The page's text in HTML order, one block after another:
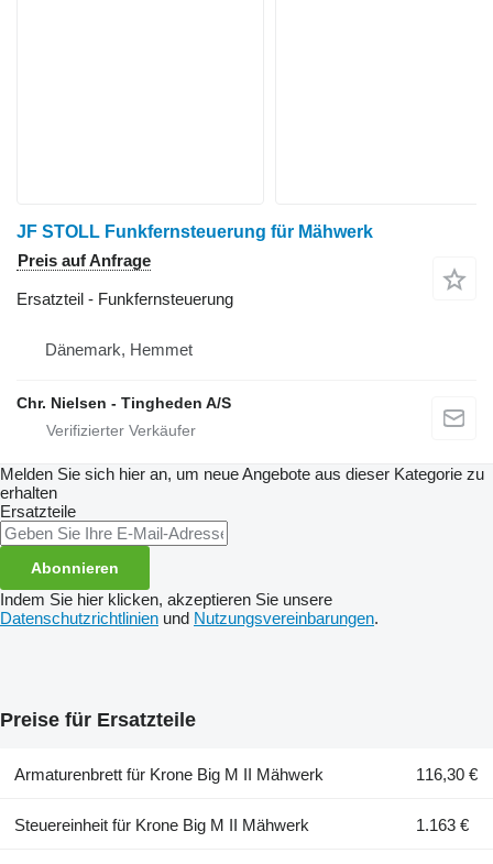
JF STOLL Funkfernsteuerung für Mähwerk
Preis auf Anfrage
Ersatzteil - Funkfernsteuerung
Dänemark, Hemmet
Chr. Nielsen - Tingheden A/S
Melden Sie sich hier an, um neue Angebote aus dieser Kategorie zu
erhalten
Ersatzteile
Abonnieren
Indem Sie hier klicken, akzeptieren Sie unsere
Datenschutzrichtlinien und Nutzungsvereinbarungen.
Preise für Ersatzteile
Armaturenbrett für Krone Big M II Mähwerk 116,30 €
Steuereinheit für Krone Big M II Mähwerk 1.163 €